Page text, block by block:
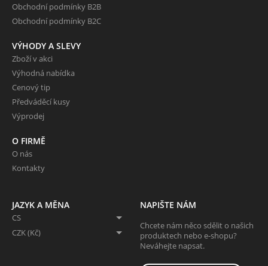
Obchodní podmínky B2B
Obchodní podmínky B2C
VÝHODY A SLEVY
Zboží v akci
Výhodná nabídka
Cenový tip
Předváděcí kusy
Výprodej
O FIRMĚ
O nás
Kontakty
JAZYK A MĚNA
CS
CZK (Kč)
NAPIŠTE NÁM
Chcete nám něco sdělit o našich
produktech nebo e-shopu?
Neváhejte napsat.